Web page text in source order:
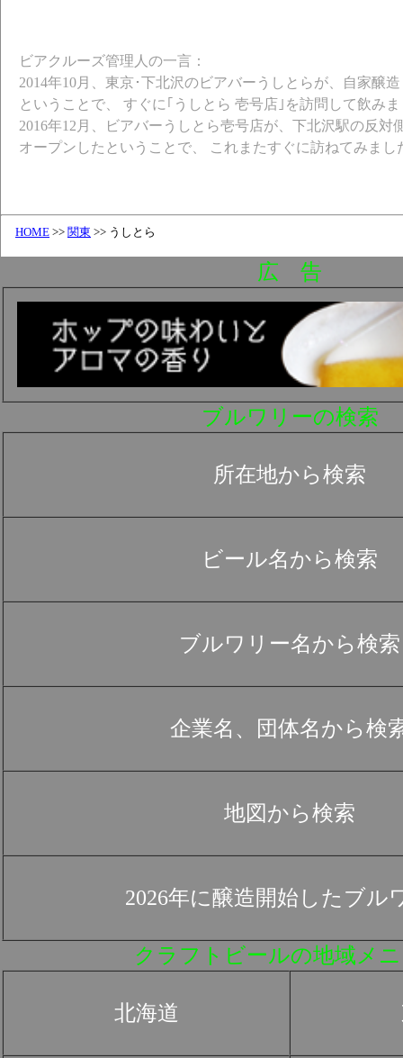
ビアクルーズ管理人の一言：
2014年10月、東京･下北沢のビアバーうしとらが、自家醸
ということで、 すぐに｢うしとら 壱号店｣を訪問して飲み
2016年12月、ビアバーうしとら壱号店が、下北沢駅の反対
オープンしたということで、 これまたすぐに訪ねてみまし
HOME >> 関東 >> うしとら